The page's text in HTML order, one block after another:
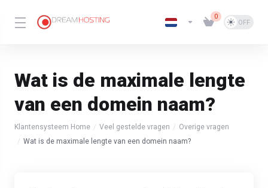
0
Wat is de maximale lengte
van een domein naam?
Klantensysteem Home Veel gestelde vragen
Overige vragen
Wat is de maximale lengte van een domein naam?